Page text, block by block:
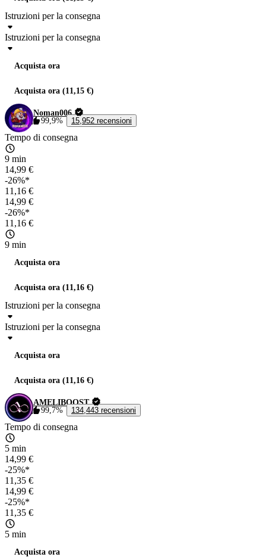
Istruzioni per la consegna
Istruzioni per la consegna
Acquista ora
Acquista ora (11,15 €)
Noman006
99,9%
15,952 recensioni
Tempo di consegna
9 min
14,99 €
-26%*
11,16 €
14,99 €
-26%*
11,16 €
9 min
Acquista ora
Acquista ora (11,16 €)
Istruzioni per la consegna
Istruzioni per la consegna
Acquista ora
Acquista ora (11,16 €)
AMELIBOOST
99,7%
134,443 recensioni
Tempo di consegna
5 min
14,99 €
-25%*
11,35 €
14,99 €
-25%*
11,35 €
5 min
Acquista ora